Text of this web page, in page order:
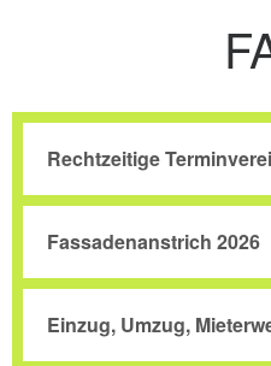
Rechtzeitige
Fassadenanstrich 2026
Einzug, Umzug,